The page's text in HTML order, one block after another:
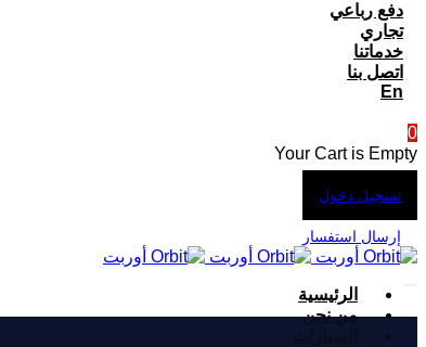
دفع رباعي
تجاري
خدماتنا
اتصل بنا
En
0
Your Cart is Empty
تسجيل دخول
إرسال استفسار
الرئيسية
من نحن